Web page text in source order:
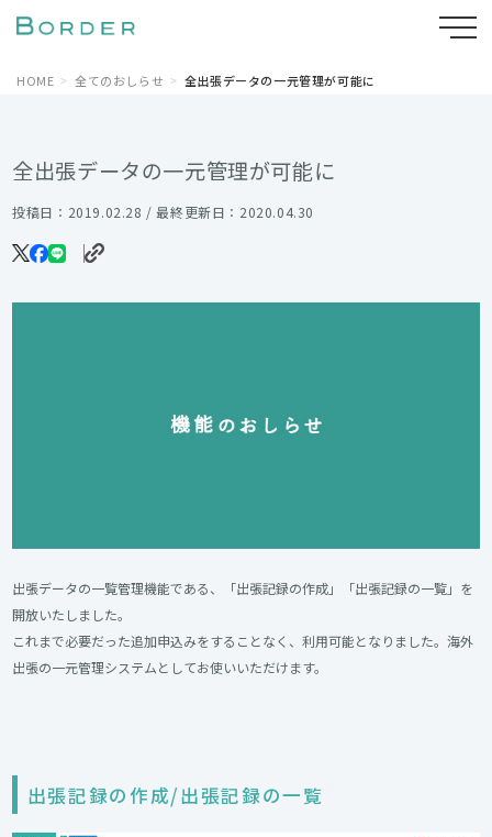
HOME 全てのおしらせ 全出張データの一元管理が可能に
全出張データの一元管理が可能に
投稿日：2019.02.28 / 最終更新日：2020.04.30
出張データの一覧管理機能である、「出張記録の作成」「出張記録の一覧」を
開放いたしました。
これまで必要だった追加申込みをすることなく、利用可能となりました。海外
出張の一元管理システムとしてお使いいただけます。
出張記録の作成/出張記録の一覧